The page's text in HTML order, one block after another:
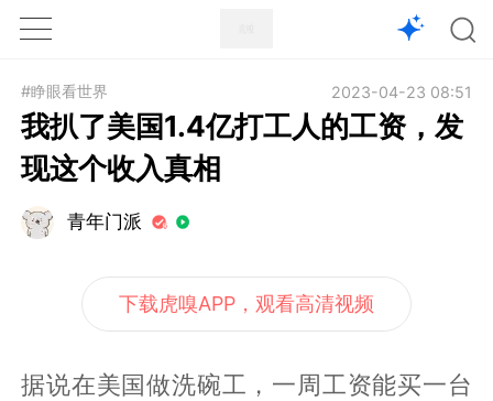
1X
#睁眼看世界 2023-04-23 08:51
我扒了美国1.4亿打工人的工资，发
现这个收入真相
青年门派
下载虎嗅APP，观看高清视频
据说在美国做洗碗工，一周工资能买一台